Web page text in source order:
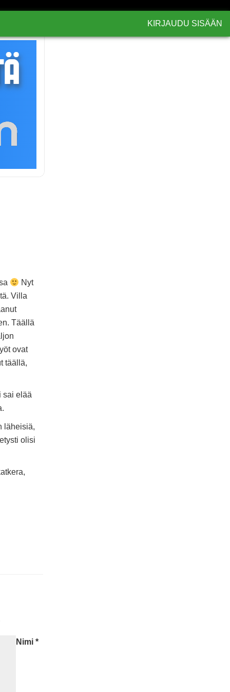
KIRJAUDU SISÄÄN
Nyt
Villa
Täällä
ovat
täällä,
sai elää
läheisiä,
olisi
Nimi *